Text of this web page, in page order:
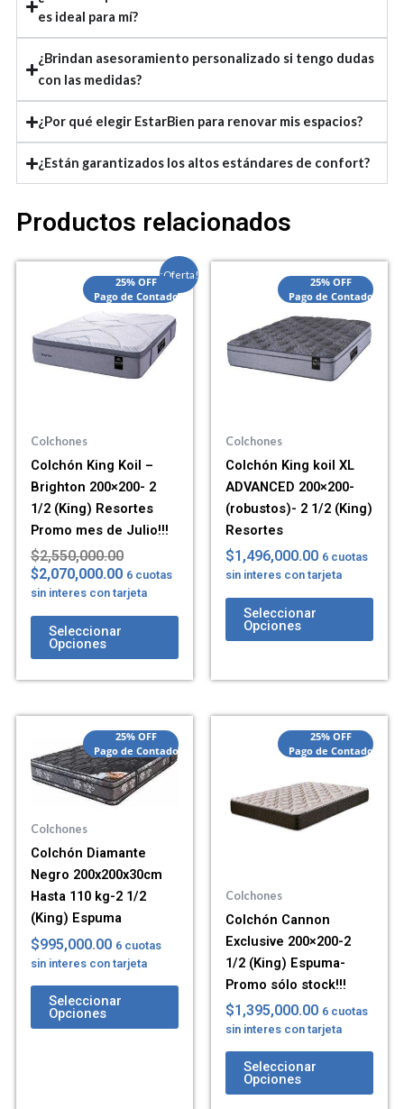
es ideal para mí?
¿Brindan asesoramiento personalizado si tengo dudas
con las medidas?
¿Por qué elegir EstarBien para renovar mis espacios?
¿Están garantizados los altos estándares de confort?
Productos relacionados
¡Oferta!
25% OFF
Pago de Contado
Colchones
Colchón King Koil –
Brighton 200×200- 2
1/2 (King) Resortes
Promo mes de Julio!!!
$2,550,000.00
precio
original
era:
$2,550,000.00.
$2,070,000.00
precio
actual
es:
$2,070,000.00.
6 cuotas
sin interes con tarjeta
Seleccionar
Opciones
25% OFF
Pago de Contado
Colchones
Colchón King koil XL
ADVANCED 200×200-
(robustos)- 2 1/2 (King)
Resortes
$1,496,000.00 6 cuotas
sin interes con tarjeta
Seleccionar
Opciones
25% OFF
Pago de Contado
Colchones
Colchón Diamante
Negro 200x200x30cm
Hasta 110 kg-2 1/2
(King) Espuma
$995,000.00 6 cuotas
sin interes con tarjeta
Seleccionar
Opciones
25% OFF
Pago de Contado
Colchones
Colchón Cannon
Exclusive 200×200-2
1/2 (King) Espuma-
Promo sólo stock!!!
$1,395,000.00 6 cuotas
sin interes con tarjeta
Seleccionar
Opciones